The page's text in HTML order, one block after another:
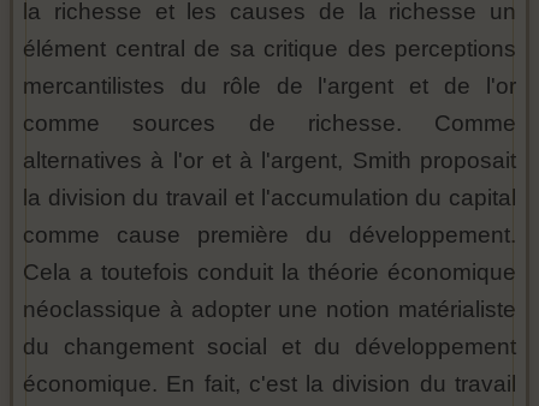
la richesse et les causes de la richesse un
élément central de sa critique des perceptions
mercantilistes du rôle de l'argent et de l'or
comme sources de richesse. Comme
alternatives à l'or et à l'argent, Smith proposait
la division du travail et l'accumulation du capital
comme cause première du développement.
Cela a toutefois conduit la théorie économique
néoclassique à adopter une notion matérialiste
du changement social et du développement
économique. En fait, c'est la division du travail